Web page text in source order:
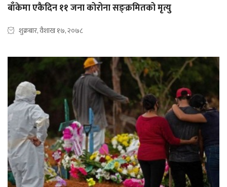
बाँकेमा एकैदिन ११ जना कोरोना सङ्क्रमितको मृत्यु
शुक्रबार, वैशाख १७, २०७८